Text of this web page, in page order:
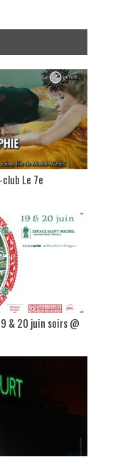
club Le 7e
& 20 juin soirs @